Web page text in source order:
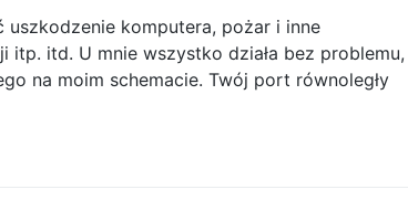
uszkodzenie komputera, pożar i inne
itd. U mnie wszystko działa bez problemu,
na moim schemacie. Twój port równoległy